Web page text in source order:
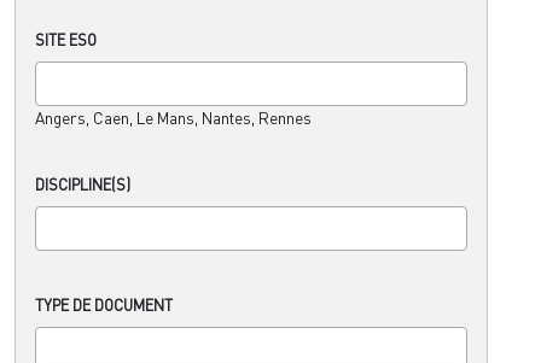
SITE ESO
Angers, Caen, Le Mans, Nantes, Rennes
DISCIPLINE(S)
TYPE DE DOCUMENT